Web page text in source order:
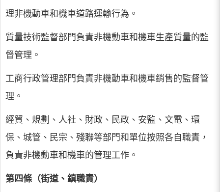
理非機動車和機車道路運輸行為。
質量技術監督部門負責非機動車和機車生產質量的監
督管理。
工商行政管理部門負責非機動車和機車銷售的監督管
理。
經貿、規劃、人社、財政、民政、安監、文電、環
保、城管、民宗、殘聯等部門和單位按照各自職責，
負責非機動車和機車的管理工作。
第四條（街道、鎮職責）